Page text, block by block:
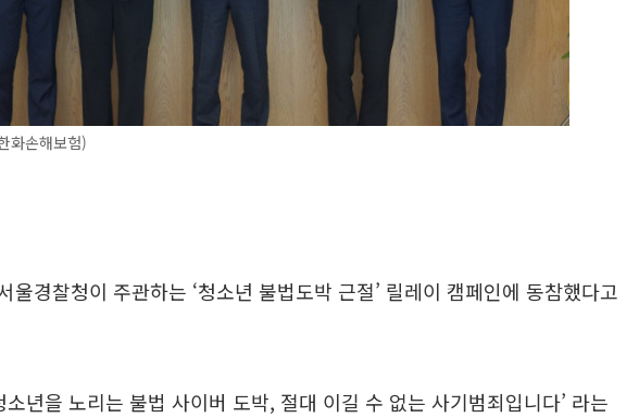
화손해보험)
울경찰청이 주관하는 ‘청소년 불법도박 근절’ 릴레이 캠페인에 동참했다고
소년을 노리는 불법 사이버 도박, 절대 이길 수 없는 사기범죄입니다’ 라는